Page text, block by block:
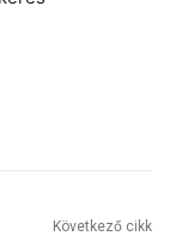
Következő cikk